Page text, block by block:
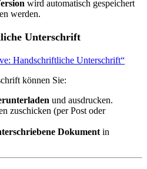
wird automatisch gespeichert
werden.
Unterschrift
Handschriftliche Unterschrift“
können Sie:
und ausdrucken.
zuschicken (per Post oder
Dokument in